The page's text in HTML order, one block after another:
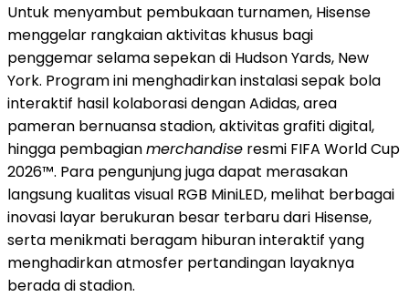
Untuk menyambut pembukaan turnamen, Hisense
menggelar rangkaian aktivitas khusus bagi
penggemar selama sepekan di Hudson Yards, New
York. Program ini menghadirkan instalasi sepak bola
interaktif hasil kolaborasi dengan Adidas, area
pameran bernuansa stadion, aktivitas grafiti digital,
hingga pembagianmerchandise resmi FIFA World Cup
2026™. Para pengunjung juga dapat merasakan
langsung kualitas visual RGB MiniLED, melihat berbagai
inovasi layar berukuran besar terbaru dari Hisense,
serta menikmati beragam hiburan interaktif yang
menghadirkan atmosfer pertandingan layaknya
berada di stadion.